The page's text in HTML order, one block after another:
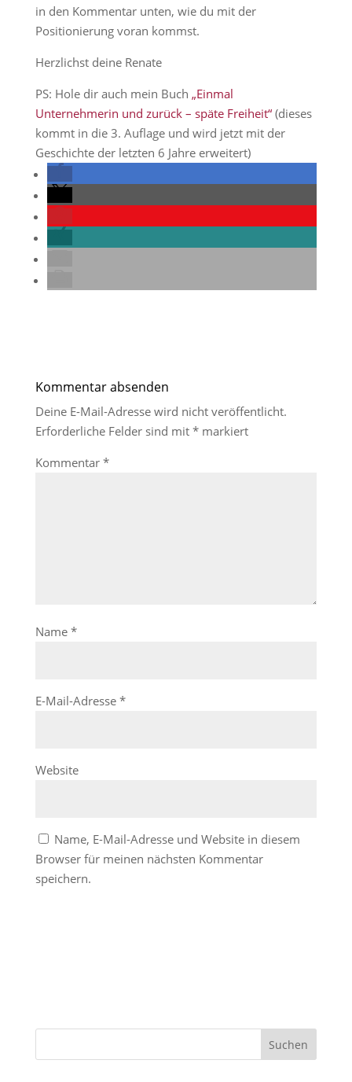
in den Kommentar unten, wie du mit der
Positionierung voran kommst.
Herzlichst deine Renate
PS: Hole dir auch mein Buch „Einmal
Unternehmerin und zurück – späte Freiheit“(dieses
kommt in die 3. Auflage und wird jetzt mit der
Geschichte der letzten 6 Jahre erweitert)
Kommentar absenden
Deine E-Mail-Adresse wird nicht veröffentlicht.
Erforderliche Felder sind mit *markiert
Kommentar *
Name *
E-Mail-Adresse *
Website
Name, E-Mail-Adresse und Website in diesem
Browser für meinen nächsten Kommentar
speichern.